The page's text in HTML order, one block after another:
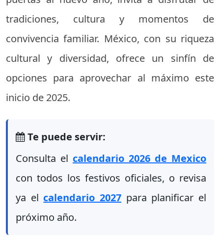
tradiciones, cultura y momentos de
convivencia familiar. México, con su riqueza
cultural y diversidad, ofrece un sinfín de
opciones para aprovechar al máximo este
inicio de 2025.
Te puede servir:
Consulta el calendario 2026 de Mexico
con todos los festivos oficiales, o revisa
ya el calendario 2027 para planificar el
próximo año.